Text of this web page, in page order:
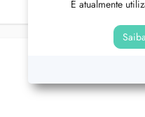
É atualmente